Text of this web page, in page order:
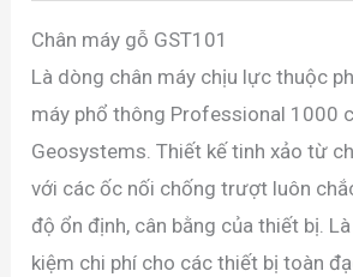
Chân máy gỗ GST101
Là dòng chân máy chịu lực thuộc
máy phổ thông Professional 1000
Geosystems. Thiết kế tinh xảo từ
với các ốc nối chống trượt luôn
độ ổn định, cân bằng của thiết bị.
kiệm chi phí cho các thiết bị toàn